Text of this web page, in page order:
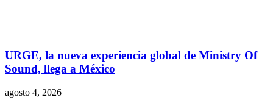
URGE, la nueva experiencia global de Ministry Of
Sound, llega a México
agosto 4, 2026